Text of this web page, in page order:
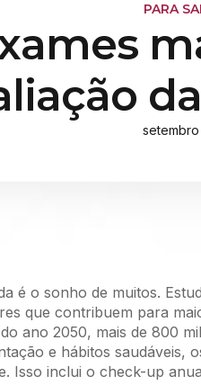
PARA
setembro
é o sonho de muitos.
que contribuem para
ano 2050, mais de 800
e hábitos saudáveis,
Isso inclui o check-up